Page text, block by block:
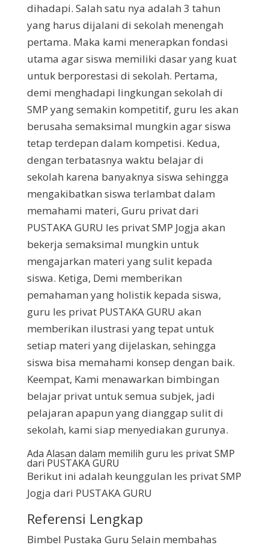
dihadapi. Salah satu nya adalah 3 tahun
yang harus dijalani di sekolah menengah
pertama. Maka kami menerapkan fondasi
utama agar siswa memiliki dasar yang kuat
untuk berporestasi di sekolah. Pertama,
demi menghadapi lingkungan sekolah di
SMP yang semakin kompetitif, guru les akan
berusaha semaksimal mungkin agar siswa
tetap terdepan dalam kompetisi. Kedua,
dengan terbatasnya waktu belajar di
sekolah karena banyaknya siswa sehingga
mengakibatkan siswa terlambat dalam
memahami materi, Guru privat dari
PUSTAKA GURU les privat SMP Jogja akan
bekerja semaksimal mungkin untuk
mengajarkan materi yang sulit kepada
siswa. Ketiga, Demi memberikan
pemahaman yang holistik kepada siswa,
guru les privat PUSTAKA GURU akan
memberikan ilustrasi yang tepat untuk
setiap materi yang dijelaskan, sehingga
siswa bisa memahami konsep dengan baik.
Keempat, Kami menawarkan bimbingan
belajar privat untuk semua subjek, jadi
pelajaran apapun yang dianggap sulit di
sekolah, kami siap menyediakan gurunya.
Ada Alasan dalam memilih guru les privat SMP
dari PUSTAKA GURU
Berikut ini adalah keunggulan les privat SMP
Jogja dari PUSTAKA GURU
Referensi Lengkap
Bimbel Pustaka Guru Selain membahas